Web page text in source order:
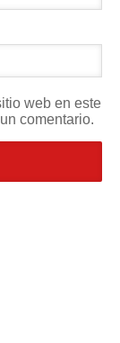
web en este
comentario.